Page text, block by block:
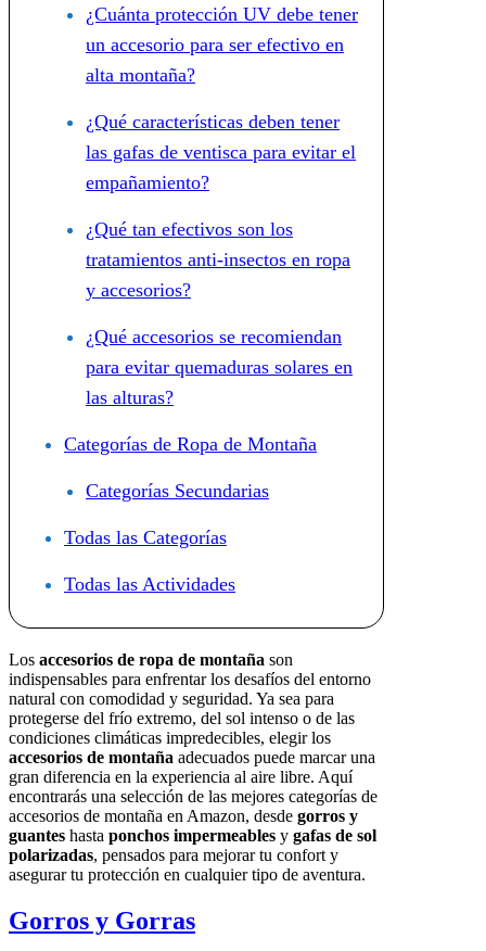
¿Cuánta protección UV debe tener
un accesorio para ser efectivo en
alta montaña?
¿Qué características deben tener
las gafas de ventisca para evitar el
empañamiento?
¿Qué tan efectivos son los
tratamientos anti-insectos en ropa
y accesorios?
¿Qué accesorios se recomiendan
para evitar quemaduras solares en
las alturas?
Categorías de Ropa de Montaña
Categorías Secundarias
Todas las Categorías
Todas las Actividades
Los accesorios de ropa de montaña son
indispensables para enfrentar los desafíos del entorno
natural con comodidad y seguridad. Ya sea para
protegerse del frío extremo, del sol intenso o de las
condiciones climáticas impredecibles, elegir los
accesorios de montaña adecuados puede marcar una
gran diferencia en la experiencia al aire libre. Aquí
encontrarás una selección de las mejores categorías de
accesorios de montaña en Amazon, desde gorros y
guantes hasta ponchos impermeables y gafas de sol
polarizadas, pensados para mejorar tu confort y
asegurar tu protección en cualquier tipo de aventura.
Gorros y Gorras